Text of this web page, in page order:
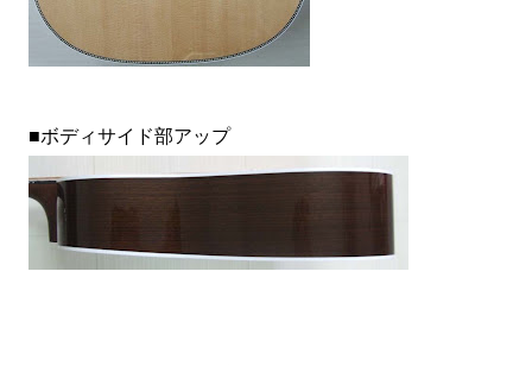
■ボディサイド部アップ